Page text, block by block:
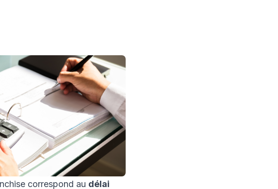
correspond au délai